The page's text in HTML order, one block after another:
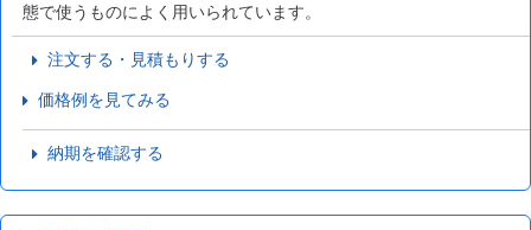
態で使うものによく用いられています。
注文する・見積もりする
価格例を見てみる
納期を確認する